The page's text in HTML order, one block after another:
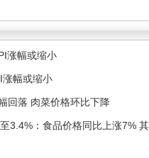
涨幅或缩小
涨幅或缩小
回落 肉菜价格环比下降
3.4%：食品价格同比上涨7%